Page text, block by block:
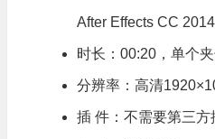
After Effects CC
时长：00:20，单个
分辨率：高清
插 件：不需要第三方